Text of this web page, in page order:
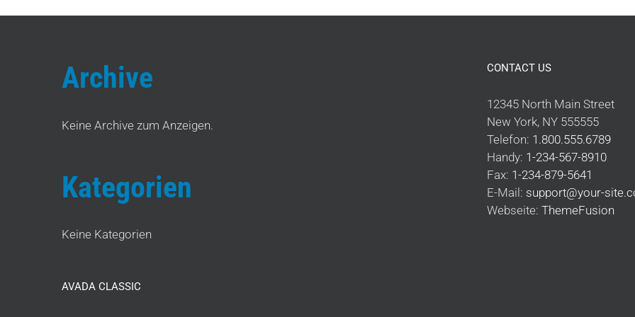
Archive
Keine Archive zum Anzeigen.
Kategorien
Keine Kategorien
AVADA CLASSIC
CONTACT US
12345 North Main Street
New York, NY 555555
Telefon: 1.800.555.6789
Handy: 1-234-567-8910
Fax: 1-234-879-5641
E-Mail: support@your-
Webseite: ThemeFusion